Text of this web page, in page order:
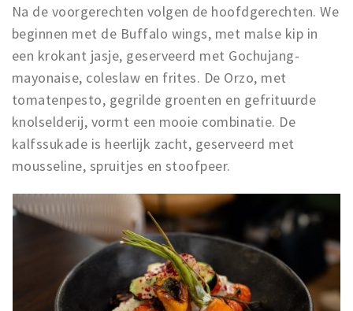
Na de voorgerechten volgen de hoofdgerechten. We
beginnen met de Buffalo wings, met malse kip in
een krokant jasje, geserveerd met Gochujang-
mayonaise, coleslaw en frites. De Orzo, met
tomatenpesto, gegrilde groenten en gefrituurde
knolselderij, vormt een mooie combinatie. De
kalfssukade is heerlijk zacht, geserveerd met
mousseline, spruitjes en stoofpeer.